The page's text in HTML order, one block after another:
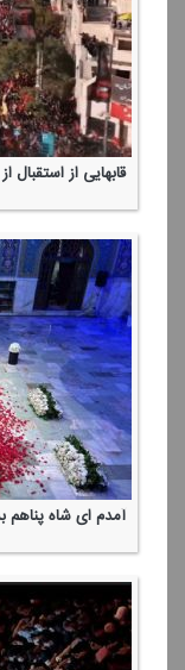
قابهایی از
آمدم ای شاه پناهم